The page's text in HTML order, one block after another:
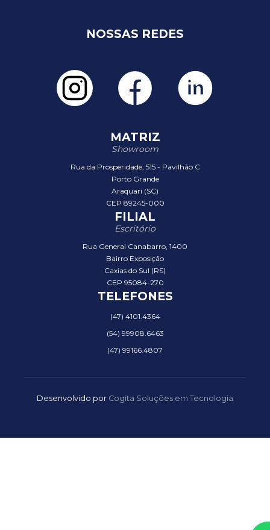
NOSSAS REDES
MATRIZ
Showroom
Rua da Prosperidade, 515 - Pavilhão C
Porto Grande
Araquari (SC)
CEP 89245-000
FILIAL
Escritório
Rua General Canabarro, 1400
Bairro Exposição
Caxias do Sul (RS)
CEP 95084-270
TELEFONES
(47) 4101.4364
(54) 99908.6463
(47) 99166.4807
Desenvolvido por Cogita Soluções em Tecnologia